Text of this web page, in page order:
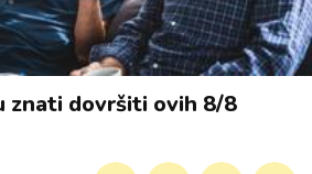
znati dovršiti ovih 8/8